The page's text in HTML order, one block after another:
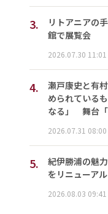
3.
リトアニアの
館で展覧会
2026.07.30 11:01
4.
瀬戸康史と有
められている
なる」 舞台「
2026.07.31 08:00
5.
紀伊勝浦の魅
をリニューアル
2026.08.03 09:41